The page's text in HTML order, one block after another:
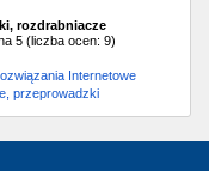
rozdrabniacze
5(liczba ocen: 9)
Internetowe
przeprowadzki